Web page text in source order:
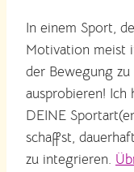
In einem Sport,
Motivation meist
der Bewegung
ausprobieren! Ich
DEINE
schaffst,
zu integrieren.